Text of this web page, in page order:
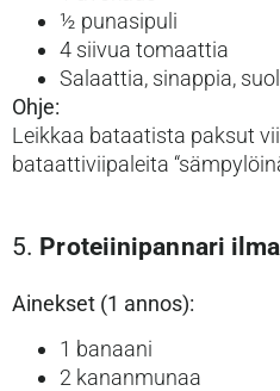
½ punasipuli
4 siivua tomaattia
Salaattia, sinappia,
Ohje:
Leikkaa bataatista paksut
bataattiviipaleita
5. Proteiinipannari
Ainekset (1 annos):
1 banaani
2 kananmunaa